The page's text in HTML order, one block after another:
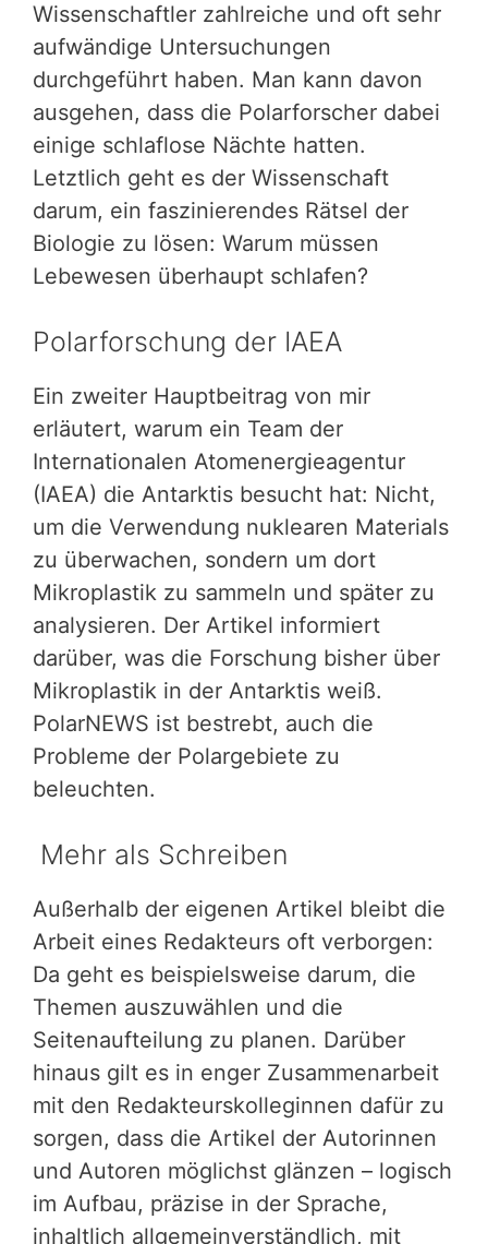
Wissenschaftler zahlreiche und oft sehr
aufwändige Untersuchungen
durchgeführt haben. Man kann davon
ausgehen, dass die Polarforscher dabei
einige schlaflose Nächte hatten.
Letztlich geht es der Wissenschaft
darum, ein faszinierendes Rätsel der
Biologie zu lösen: Warum müssen
Lebewesen überhaupt schlafen?
Polarforschung der IAEA
Ein zweiter Hauptbeitrag von mir
erläutert, warum ein Team der
Internationalen Atomenergieagentur
(IAEA) die Antarktis besucht hat: Nicht,
um die Verwendung nuklearen Materials
zu überwachen, sondern um dort
Mikroplastik zu sammeln und später zu
analysieren. Der Artikel informiert
darüber, was die Forschung bisher über
Mikroplastik in der Antarktis weiß.
PolarNEWS ist bestrebt, auch die
Probleme der Polargebiete zu
beleuchten.
Mehr als Schreiben
Außerhalb der eigenen Artikel bleibt die
Arbeit eines Redakteurs oft verborgen:
Da geht es beispielsweise darum, die
Themen auszuwählen und die
Seitenaufteilung zu planen. Darüber
hinaus gilt es in enger Zusammenarbeit
mit den Redakteurskolleginnen dafür zu
sorgen, dass die Artikel der Autorinnen
und Autoren möglichst glänzen – logisch
im Aufbau, präzise in der Sprache,
inhaltlich allgemeinverständlich, mit